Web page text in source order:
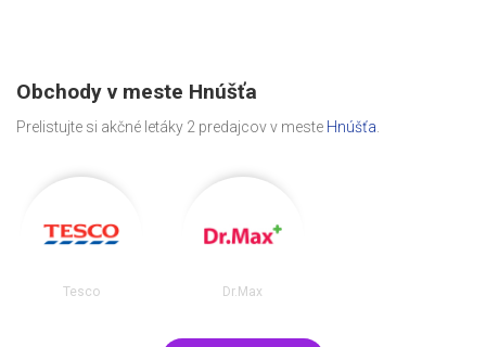
Obchody v meste Hnúšťa
Prelistujte si akčné letáky 2 predajcov v meste Hnúšťa.
Tesco Dr.Max